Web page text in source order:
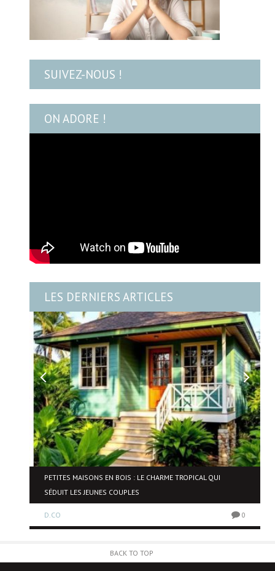
SUIVEZ-NOUS !
ON ADORE !
LES DERNIERS ARTICLES
PETITES MAISONS EN BOIS : LE CHARME TROPICAL QUI
SÉDUIT LES JEUNES COUPLES
D.CO 0
BACK TO TOP